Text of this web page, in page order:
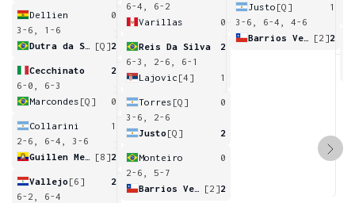
Dellien
0
3-6, 1-6
[Q]2
Cecchinato
2
6-0, 6-3
Marcondes [Q] 0
Collarini
1
2-6, 6-4, 3-6
[8]2
Vallejo [6]
2
6-2, 6-4
6-4, 6-2
Varillas
0
Reis Da Silva
2
6-3, 2-6, 6-1
Lajovic [4] 1
Torres [Q]
0
3-6, 2-6
Justo [Q] 2
Monteiro
0
2-6, 5-7
[2]2
Justo [Q]
1
3-6, 6-4, 4-6
[2]2